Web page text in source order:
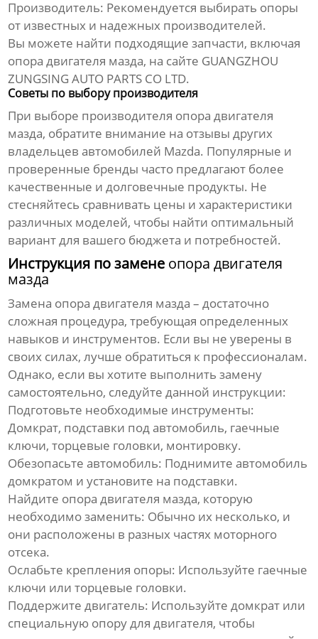
Производитель: Рекомендуется выбирать опоры
от известных и надежных производителей.
Вы можете найти подходящие запчасти, включая
опора двигателя мазда, на сайте GUANGZHOU
ZUNGSING AUTO PARTS CO LTD.
Советы по выбору производителя
При выборе производителя опора двигателя
мазда, обратите внимание на отзывы других
владельцев автомобилей Mazda. Популярные и
проверенные бренды часто предлагают более
качественные и долговечные продукты. Не
стесняйтесь сравнивать цены и характеристики
различных моделей, чтобы найти оптимальный
вариант для вашего бюджета и потребностей.
Инструкция по замене опора двигателя
мазда
Замена опора двигателя мазда – достаточно
сложная процедура, требующая определенных
навыков и инструментов. Если вы не уверены в
своих силах, лучше обратиться к профессионалам.
Однако, если вы хотите выполнить замену
самостоятельно, следуйте данной инструкции:
Подготовьте необходимые инструменты:
Домкрат, подставки под автомобиль, гаечные
ключи, торцевые головки, монтировку.
Обезопасьте автомобиль: Поднимите автомобиль
домкратом и установите на подставки.
Найдите опора двигателя мазда, которую
необходимо заменить: Обычно их несколько, и
они расположены в разных частях моторного
отсека.
Ослабьте крепления опоры: Используйте гаечные
ключи или торцевые головки.
Поддержите двигатель: Используйте домкрат или
специальную опору для двигателя, чтобы